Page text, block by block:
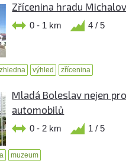
Zřícenina hradu
0 - 1 km 4 / 5
výhled zřícenina
Mladá Boleslav nejen
automobilů
0 - 2 km 1 / 5
muzeum